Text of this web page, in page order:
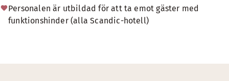
Personalen är utbildad för att ta emot gäster med
funktionshinder (alla Scandic-hotell)